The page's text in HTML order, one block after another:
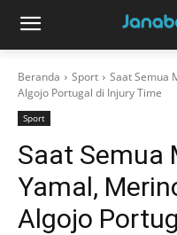
Beranda Sport
Saat Semua
Algojo Portugal di Injury Time
Sport
Saat Semua
Yamal,
Algojo